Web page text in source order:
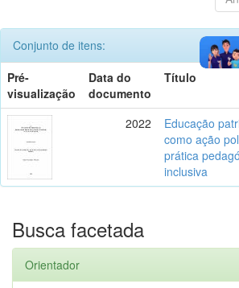
Conjunto de itens:
Pré-
visualização
Data do
documento
Título
2022
Educação
como ação
prática
inclusiva
Busca facetada
Orientador